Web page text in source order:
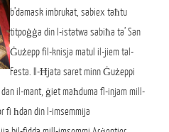
b’damask imbrukat, sabiex taħtu
titpoġġa din l-istatwa sabiħa ta’ San
Ġużepp fil-knisja matul il-jiem tal-
Festa. Il-Ħjata saret minn Ġużeppi
il-mant, ġiet maħduma fl-injam mill-
fi ħdan din l-imsemmija